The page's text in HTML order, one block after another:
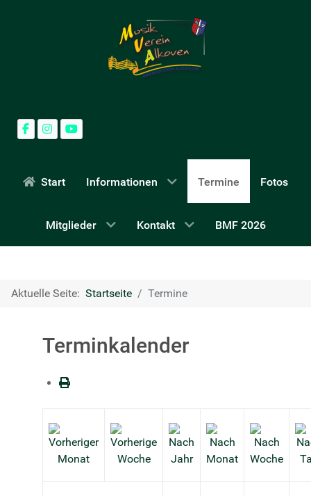
Start Informationen Termine Fotos
Mitglieder Kontakt BMF 2026
Aktuelle Seite: Startseite Termine
Terminkalender